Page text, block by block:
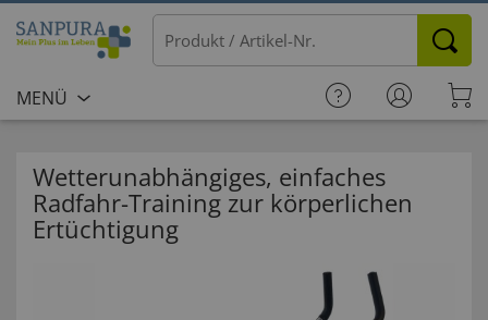
MENÜ
Wetterunabhängiges, einfaches
Radfahr-Training zur körperlichen
Ertüchtigung